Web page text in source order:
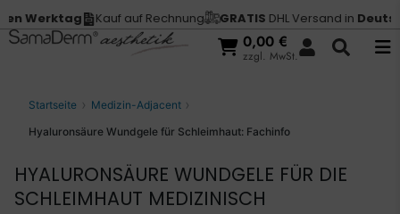
Kauf auf Rechnung GRATISDHL Versand inDeutschland
0,00 €
zzgl. MwSt.
Startseite Medizin-Adjacent
Hyaluronsäure Wundgele für Schleimhaut: Fachinfo
HYALURONSÄURE WUNDGELE FÜR DIE
SCHLEIMHAUT MEDIZINISCH